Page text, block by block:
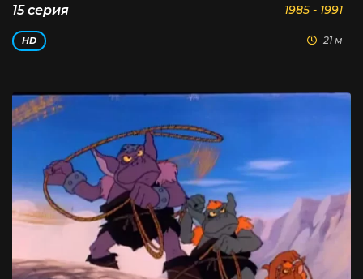
15 серия 1985 - 1991
HD 21 м